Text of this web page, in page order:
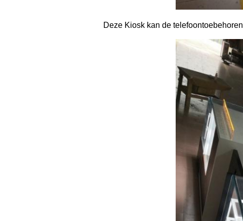
Deze Kiosk kan de telefoontoebehoren